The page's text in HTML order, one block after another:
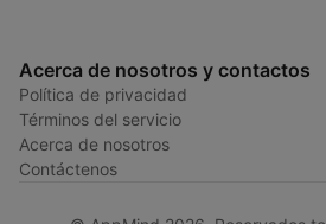
Acerca de nosotros y contactos
Política de privacidad
Términos del servicio
Acerca de nosotros
Contáctenos